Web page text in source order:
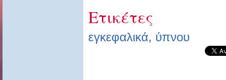
Ετικέτες
εγκεφαλικά, ύπνου